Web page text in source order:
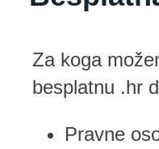
Za koga
besplatnu .hr
Pravne